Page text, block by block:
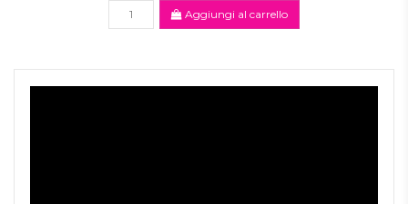
Aggiungi al carrello